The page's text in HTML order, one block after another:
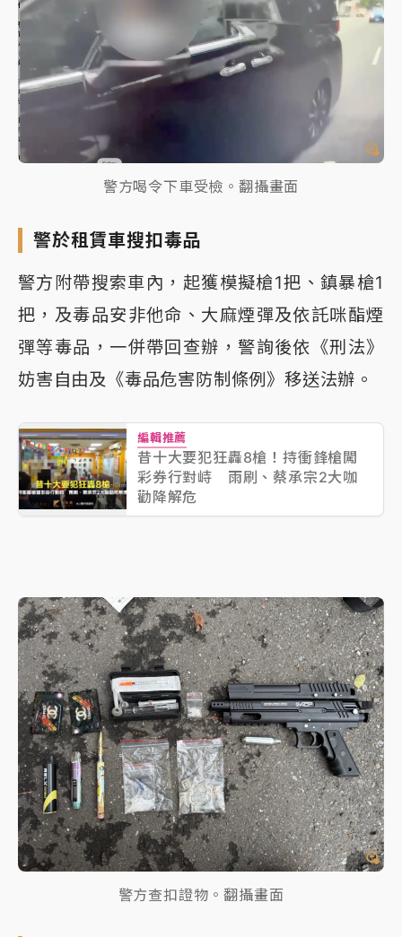
警方喝令下車受檢。翻攝畫面
警於租賃車搜扣毒品
警方附帶搜索車內，起獲模擬槍1把、鎮暴槍1
把，及毒品安非他命、大麻煙彈及依託咪酯煙
彈等毒品，一併帶回查辦，警詢後依《刑法》
妨害自由及《毒品危害防制條例》移送法辦。
編輯推薦
昔十大要犯狂轟8槍！持衝鋒槍闖
彩券行對峙 雨刷、蔡承宗2大咖
勸降解危
警方查扣證物。翻攝畫面